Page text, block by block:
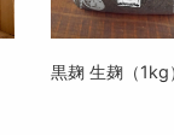
黒麹 生麹（1kg）